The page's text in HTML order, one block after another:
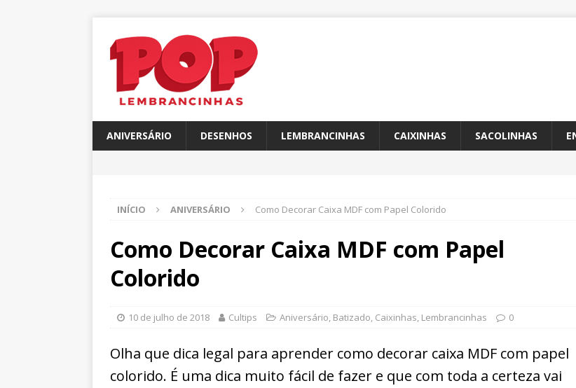
ANIVERSÁRIO DESENHOS LEMBRANCINHAS CAIXINHAS SACOLINHAS
INÍCIO ANIVERSÁRIO Como Decorar Caixa MDF com Papel Colorido
Como Decorar Caixa MDF com Papel
Colorido
10 de julho de 2018 Cultips Aniversário, Batizado, Caixinhas, Lembrancinhas 0
Olha que dica legal para aprender como decorar caixa MDF com papel
colorido. É uma dica muito fácil de fazer e que com toda a certeza vai